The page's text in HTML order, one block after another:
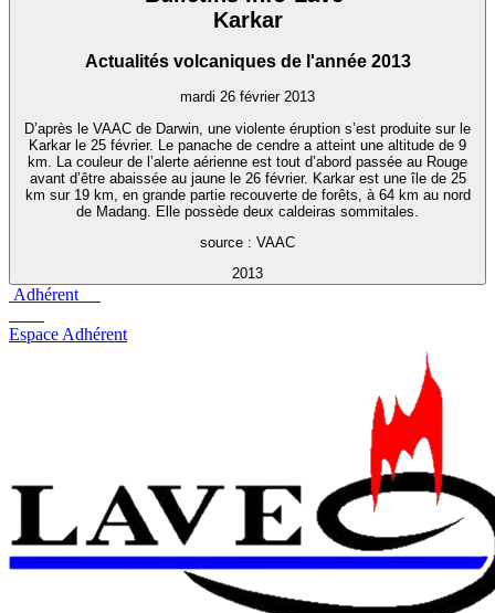
Karkar
Actualités volcaniques de l'année 2013
mardi 26 février 2013
D’après le VAAC de Darwin, une violente éruption s’est produite sur le
Karkar le 25 février. Le panache de cendre a atteint une altitude de 9
km. La couleur de l’alerte aérienne est tout d’abord passée au Rouge
avant d’être abaissée au jaune le 26 février. Karkar est une île de 25
km sur 19 km, en grande partie recouverte de forêts, à 64 km au nord
de Madang. Elle possède deux caldeiras sommitales.
source : VAAC
2013
Adhérent
Espace Adhérent